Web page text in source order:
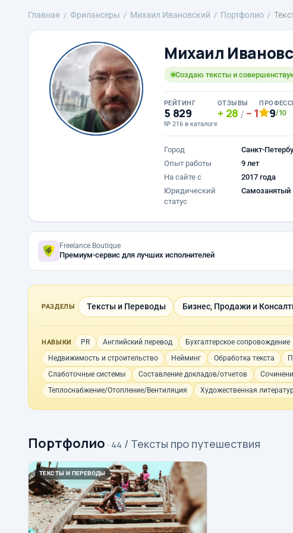
Главная Фрилансеры Михаил Ивановский Портфолио
Михаил
Создаю тексты и
РЕЙТИНГ
5 829
№ 216 в каталоге
ОТЗЫВЫ
28 / 1 9/10
Город
Санкт-
Опыт работы
9 лет
На сайте с
2017 года
Юридический
статус
Самозанятый
Freelance.Boutique
Премиум-сервис для лучших исполнителей
РАЗДЕЛЫ Тексты и Переводы Бизнес, Продажи и
НАВЫКИ PR Английский перевод Бухгалтерское сопровождение
Недвижимость и строительство
Нейминг Обработка текста
Слаботочные системы
Составление докладов/отчетов
Теплоснабжение/Отопление/Вентиляция
Художественная
Портфолио · 44 / Тексты про путешествия
ТЕКСТЫ И ПЕРЕВОДЫ